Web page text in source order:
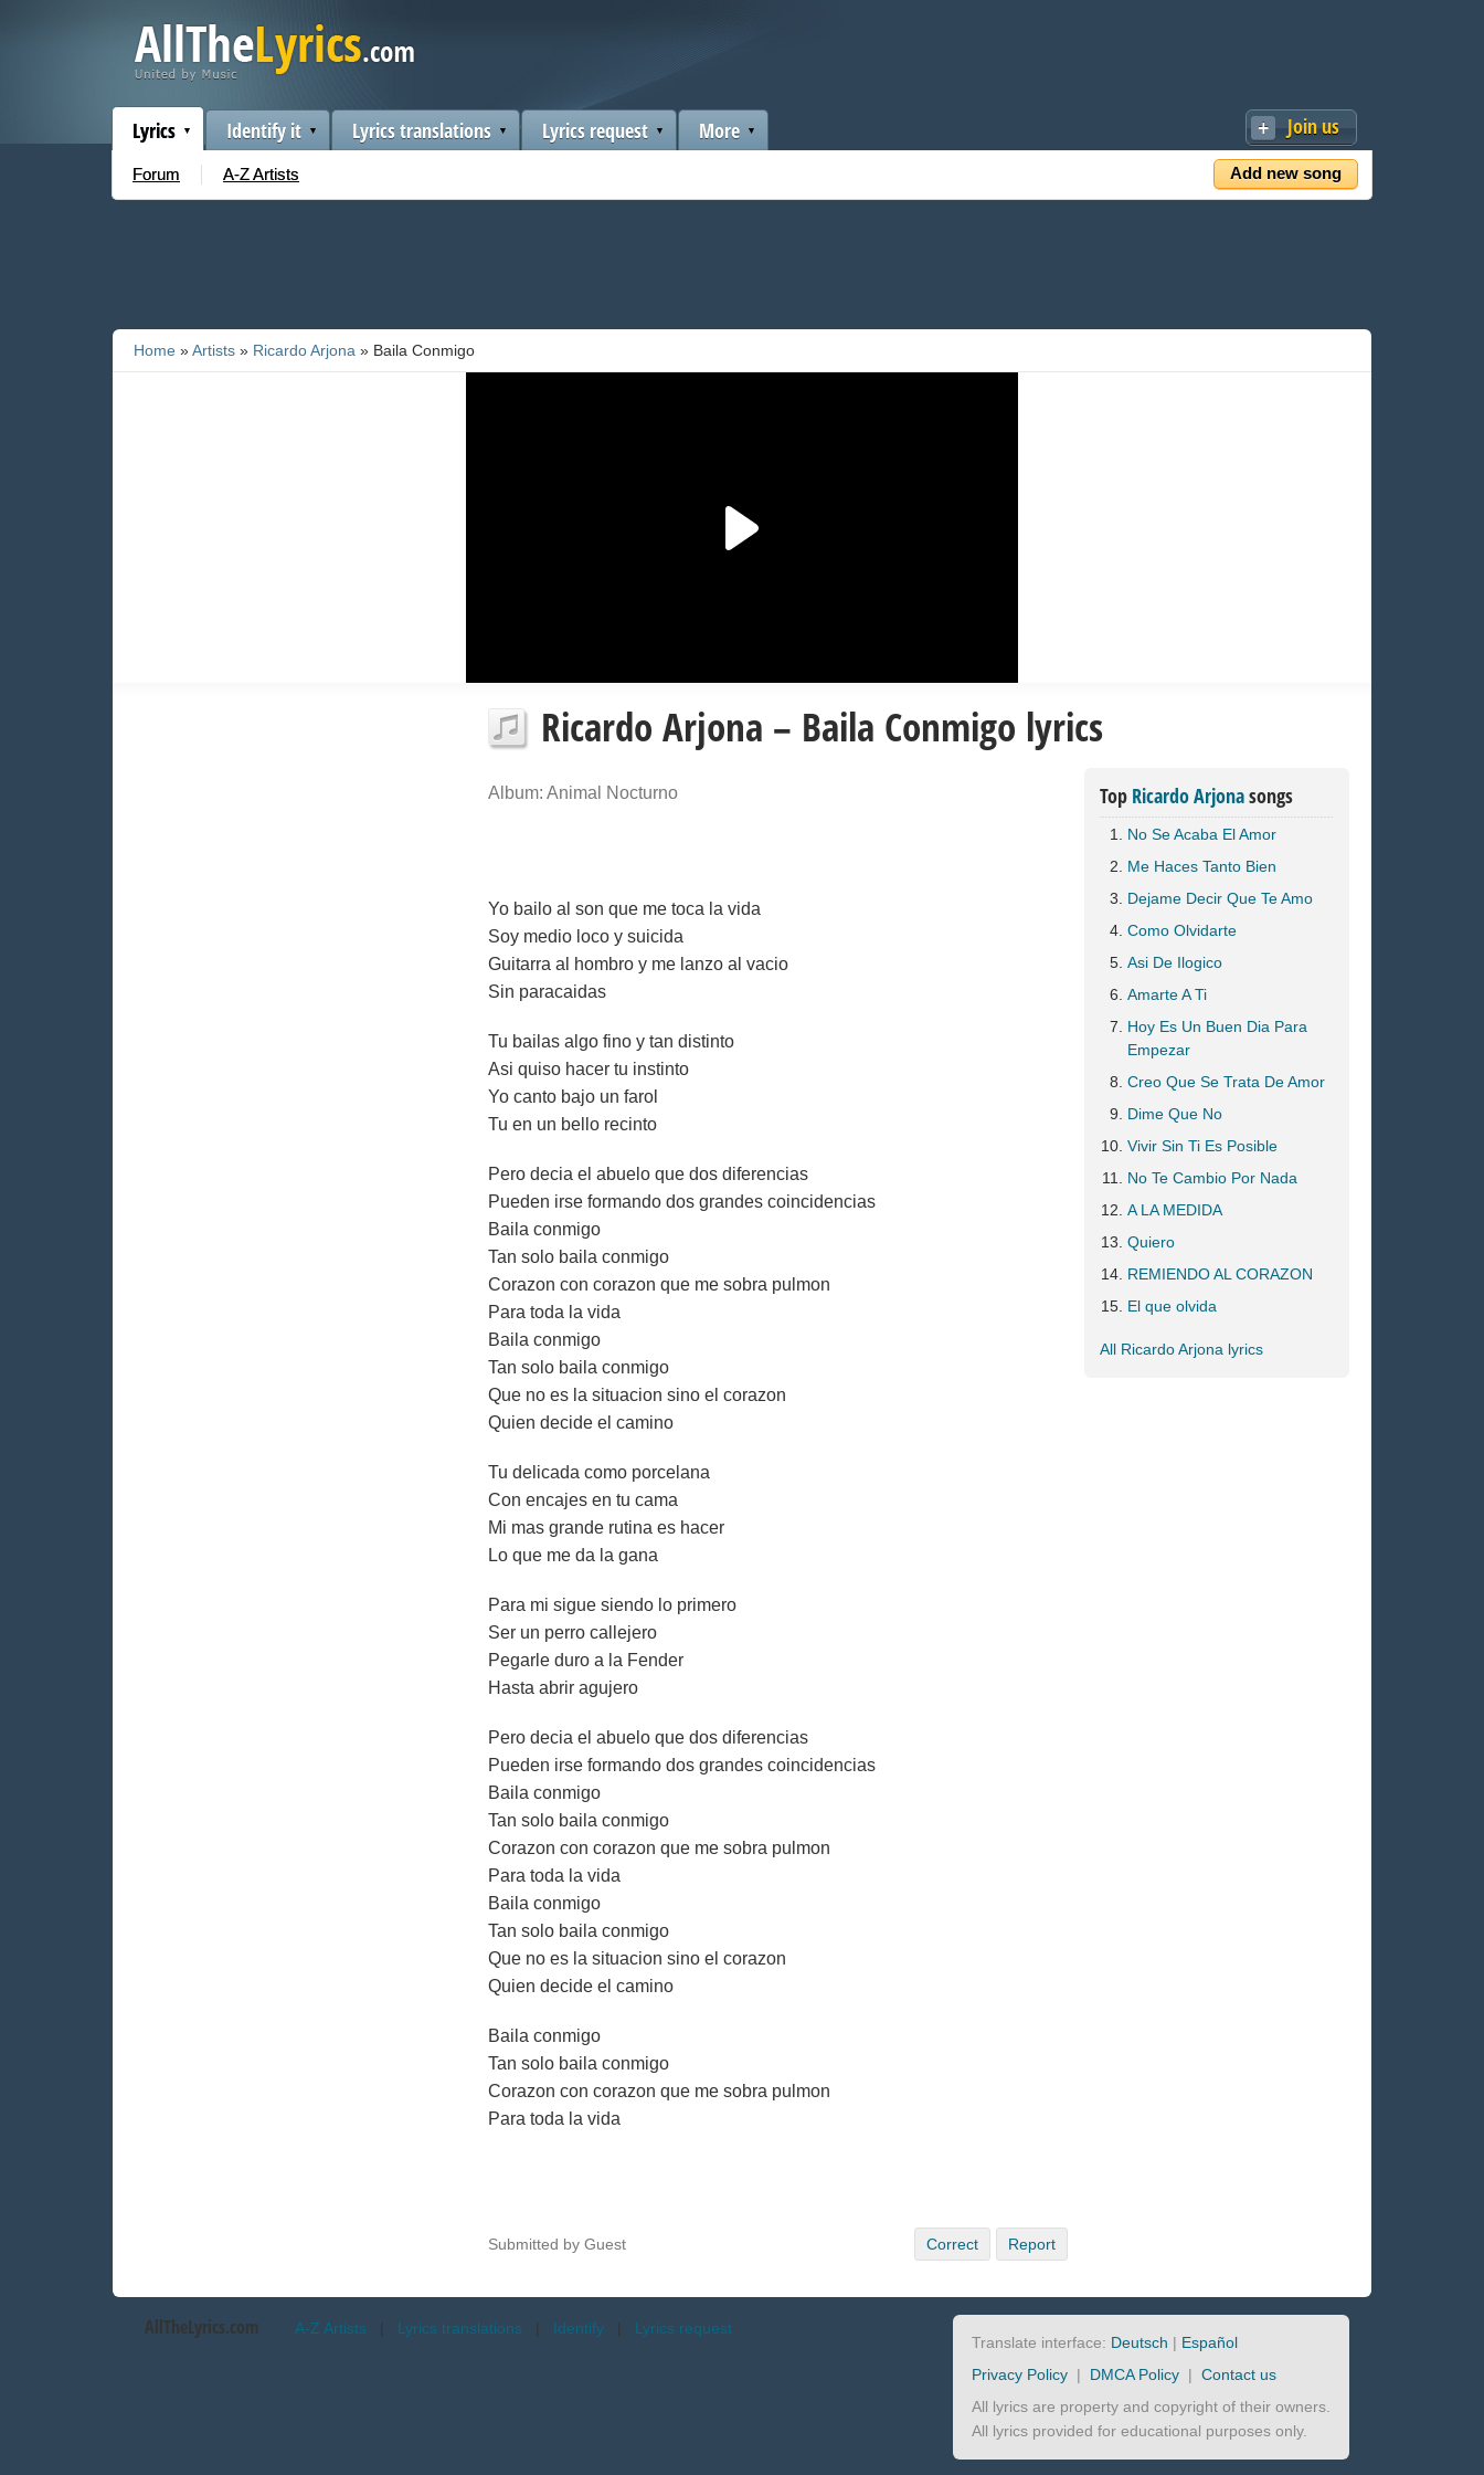
Join us
Add new song
Lyrics
Forum A-Z Artists
Identify it Lyrics translations Lyrics request More
Home »Artists » Ricardo Arjona » Baila Conmigo
Ricardo Arjona – Baila Conmigo lyrics
Album: Animal Nocturno
Yo bailo al son que me toca la vida
Soy medio loco y suicida
Guitarra al hombro y me lanzo al vacio
Sin paracaidas
Tu bailas algo fino y tan distinto
Asi quiso hacer tu instinto
Yo canto bajo un farol
Tu en un bello recinto
Pero decia el abuelo que dos diferencias
Pueden irse formando dos grandes coincidencias
Baila conmigo
Tan solo baila conmigo
Corazon con corazon que me sobra pulmon
Para toda la vida
Baila conmigo
Tan solo baila conmigo
Que no es la situacion sino el corazon
Quien decide el camino
Tu delicada como porcelana
Con encajes en tu cama
Mi mas grande rutina es hacer
Lo que me da la gana
Para mi sigue siendo lo primero
Ser un perro callejero
Pegarle duro a la Fender
Hasta abrir agujero
Pero decia el abuelo que dos diferencias
Pueden irse formando dos grandes coincidencias
Baila conmigo
Tan solo baila conmigo
Corazon con corazon que me sobra pulmon
Para toda la vida
Baila conmigo
Tan solo baila conmigo
Que no es la situacion sino el corazon
Quien decide el camino
Baila conmigo
Tan solo baila conmigo
Corazon con corazon que me sobra pulmon
Para toda la vida
Submitted by Guest Correct Report
Top Ricardo Arjonasongs
No Se Acaba El Amor
Me Haces Tanto Bien
Dejame Decir Que Te Amo
Como Olvidarte
Asi De Ilogico
Amarte A Ti
Hoy Es Un Buen Dia Para
Empezar
Creo Que Se Trata De Amor
Dime Que No
Vivir Sin Ti Es Posible
No Te Cambio Por Nada
A LA MEDIDA
Quiero
REMIENDO AL CORAZON
El que olvida
All Ricardo Arjona lyrics
AllTheLyrics.com A-Z Artists | Lyrics translations | Identify | Lyrics request
Translate interface: Deutsch | Español
Privacy Policy | DMCA Policy | Contact us
All lyrics are property and copyright of their owners.
All lyrics provided for educational purposes only.